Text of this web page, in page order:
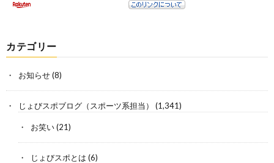
カテゴリー
お知らせ(8)
じょびスポブログ（スポーツ系担当） (1,341)
お笑い(21)
じょびスポとは (6)